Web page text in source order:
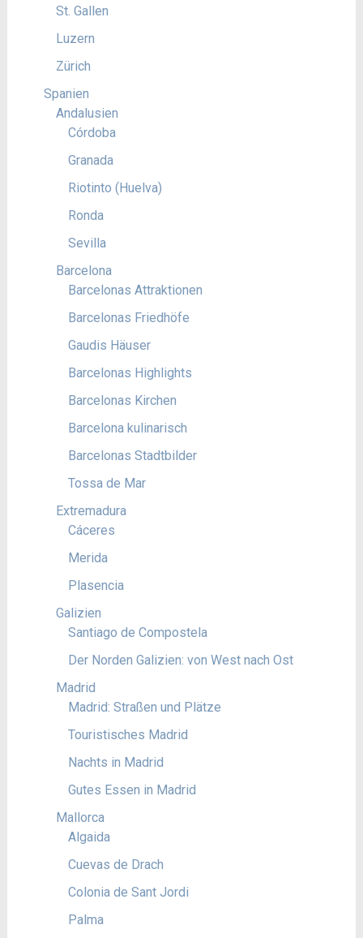
St. Gallen
Luzern
Zürich
Spanien
Andalusien
Córdoba
Granada
Riotinto (Huelva)
Ronda
Sevilla
Barcelona
Barcelonas Attraktionen
Barcelonas Friedhöfe
Gaudis Häuser
Barcelonas Highlights
Barcelonas Kirchen
Barcelona kulinarisch
Barcelonas Stadtbilder
Tossa de Mar
Extremadura
Cáceres
Merida
Plasencia
Galizien
Santiago de Compostela
Der Norden Galizien: von West nach Ost
Madrid
Madrid: Straßen und Plätze
Touristisches Madrid
Nachts in Madrid
Gutes Essen in Madrid
Mallorca
Algaida
Cuevas de Drach
Colonia de Sant Jordi
Palma